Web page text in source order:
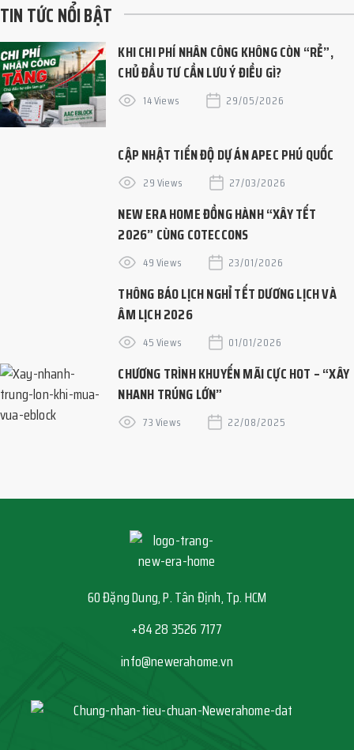
TIN TỨC NỔI BẬT
KHI CHI PHÍ NHÂN CÔNG KHÔNG CÒN “RẺ”,
CHỦ ĐẦU TƯ CẦN LƯU Ý ĐIỀU GÌ?
14 Views 29/05/2026
CẬP NHẬT TIẾN ĐỘ DỰ ÁN APEC PHÚ QUỐC
29 Views 27/03/2026
NEW ERA HOME ĐỒNG HÀNH “XÂY TẾT
2026” CÙNG COTECCONS
49 Views 23/01/2026
THÔNG BÁO LỊCH NGHỈ TẾT DƯƠNG LỊCH VÀ
ÂM LỊCH 2026
45 Views 01/01/2026
CHƯƠNG TRÌNH KHUYẾN MÃI CỰC HOT – “XÂY
NHANH TRÚNG LỚN”
73 Views 22/08/2025
60 Đặng Dung, P. Tân Định, Tp. HCM
+84 28 3526 7177
info@newerahome.vn